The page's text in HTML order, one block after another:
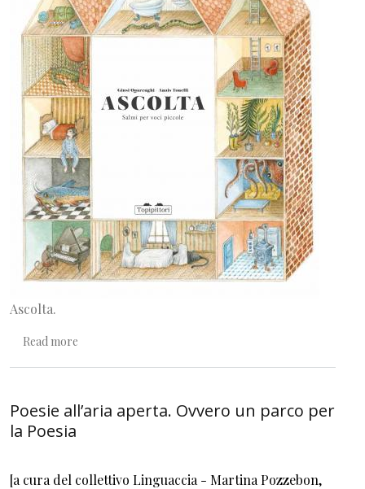
Ascolta.
Read more
Poesie all’aria aperta. Ovvero un parco per
la Poesia
[a cura del collettivo Linguaccia - Martina Pozzebon,